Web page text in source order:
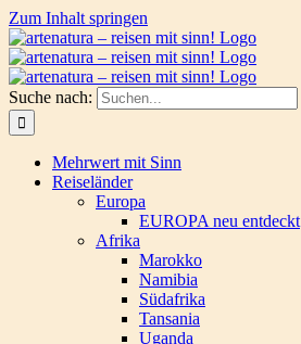
Zum Inhalt springen
Suche nach:
Mehrwert mit Sinn
Reiseländer
Europa
EUROPA neu entdeckt
Afrika
Marokko
Namibia
Südafrika
Tansania
Uganda